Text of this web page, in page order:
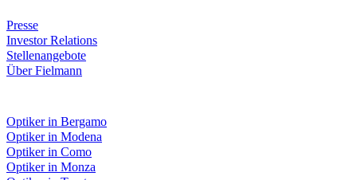
Presse
Investor Relations
Stellenangebote
Über Fielmann
Optiker in Bergamo
Optiker in Modena
Optiker in Como
Optiker in Monza